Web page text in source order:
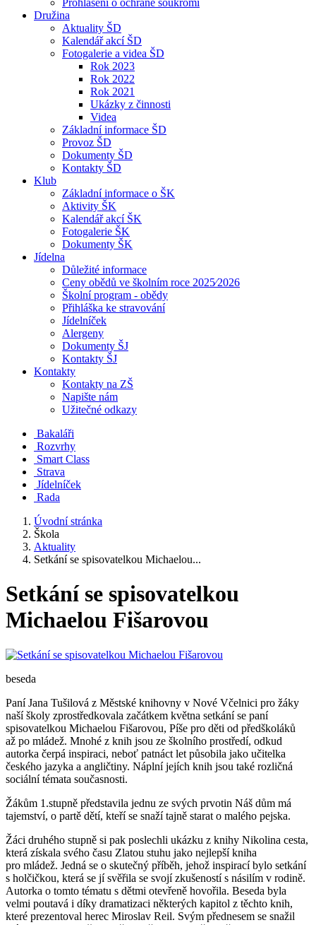
Prohlášení o ochraně soukromí
Družina
Aktuality ŠD
Kalendář akcí ŠD
Fotogalerie a videa ŠD
Rok 2023
Rok 2022
Rok 2021
Ukázky z činnosti
Videa
Základní informace ŠD
Provoz ŠD
Dokumenty ŠD
Kontakty ŠD
Klub
Základní informace o ŠK
Aktivity ŠK
Kalendář akcí ŠK
Fotogalerie ŠK
Dokumenty ŠK
Jídelna
Důležité informace
Ceny obědů ve školním roce 2025⁄2026
Školní program - obědy
Přihláška ke stravování
Jídelníček
Alergeny
Dokumenty ŠJ
Kontakty ŠJ
Kontakty
Kontakty na ZŠ
Napište nám
Užitečné odkazy
Bakaláři
Rozvrhy
Smart Class
Strava
Jídelníček
Rada
Úvodní stránka
Škola
Aktuality
Setkání se spisovatelkou Michaelou...
Setkání se spisovatelkou
Michaelou Fišarovou
beseda
Paní Jana Tušilová z Městské knihovny v Nové Včelnici pro žáky
naší školy zprostředkovala začátkem května setkání se paní
spisovatelkou Michaelou Fišarovou, Píše pro děti od předškoláků
až po mládež. Mnohé z knih jsou ze školního prostředí, odkud
autorka čerpá inspiraci, neboť patnáct let působila jako učitelka
českého jazyka a angličtiny. Náplní jejích knih jsou také rozličná
sociální témata současnosti.
Žákům 1.stupně představila jednu ze svých prvotin Náš dům má
tajemství, o partě dětí, kteří se snaží tajně starat o malého pejska.
Žáci druhého stupně si pak poslechli ukázku z knihy Nikolina cesta,
která získala svého času Zlatou stuhu jako nejlepší kniha
pro mládež. Jedná se o skutečný příběh, jehož inspirací bylo setkání
s holčičkou, která se jí svěřila se svojí zkušeností s násilím v rodině.
Autorka o tomto tématu s dětmi otevřeně hovořila. Beseda byla
velmi poutavá i díky dramatizaci některých kapitol z těchto knih,
které prezentoval herec Miroslav Reil. Svým přednesem se snažil